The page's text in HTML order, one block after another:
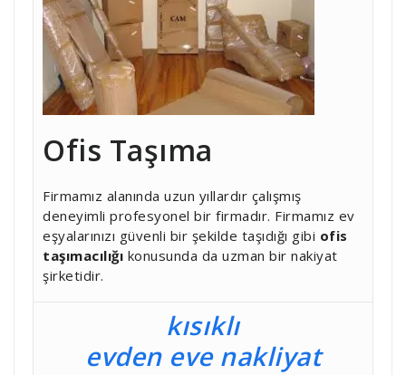
Ofis Taşıma
Firmamız alanında uzun yıllardır çalışmış
deneyimli profesyonel bir firmadır. Firmamız ev
eşyalarınızı güvenli bir şekilde taşıdığı gibi ofis
taşımacılığı konusunda da uzman bir nakiyat
şirketidir.
kısıklı
evden eve nakliyat